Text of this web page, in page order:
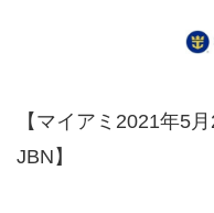
【マイアミ2021年5
JBN】